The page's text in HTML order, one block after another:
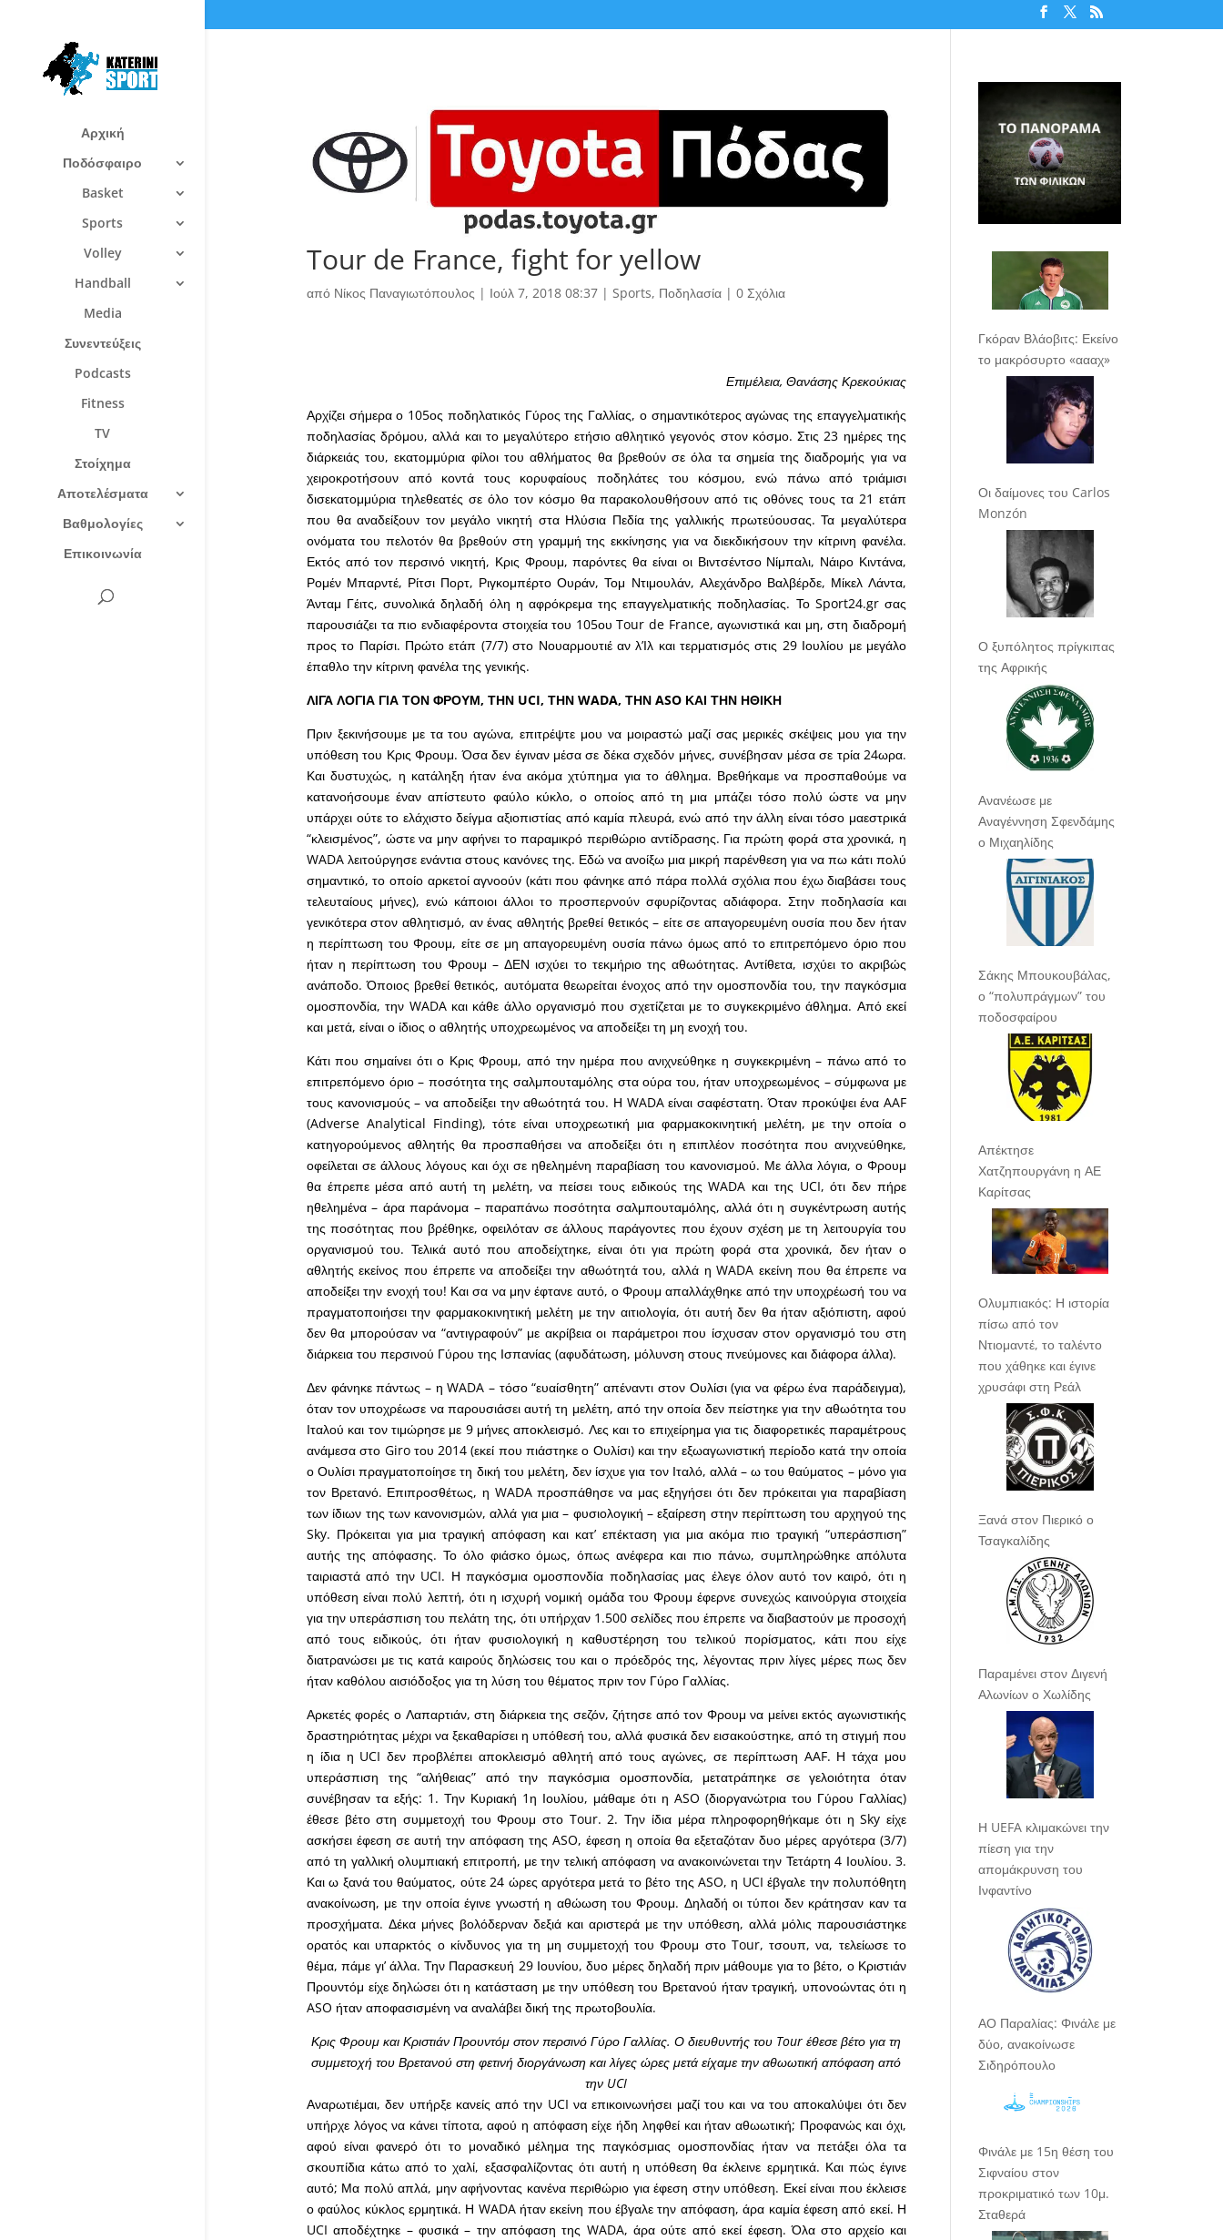
Αρχική
Ποδόσφαιρο
Basket
Sports
Volley
Handball
Media
Συνεντεύξεις
Podcasts
Fitness
TV
Στοίχημα
Αποτελέσματα
Βαθμολογίες
Επικοινωνία
Tour de France, fight for yellow
από Νίκος Παναγιωτόπουλος | Ιούλ 7, 2018 08:37| Sports, Ποδηλασία| 0 Σχόλια
Επιμέλεια, Θανάσης Κρεκούκιας
Αρχίζει σήμερα ο 105ος ποδηλατικός Γύρος της Γαλλίας, ο σημαντικότερος αγώνας της επαγγελματικής
ποδηλασίας δρόμου, αλλά και το μεγαλύτερο ετήσιο αθλητικό γεγονός στον κόσμο. Στις 23 ημέρες της
διάρκειάς του, εκατομμύρια φίλοι του αθλήματος θα βρεθούν σε όλα τα σημεία της διαδρομής για να
χειροκροτήσουν από κοντά τους κορυφαίους ποδηλάτες του κόσμου, ενώ πάνω από τριάμισι
δισεκατομμύρια τηλεθεατές σε όλο τον κόσμο θα παρακολουθήσουν από τις οθόνες τους τα 21 ετάπ
που θα αναδείξουν τον μεγάλο νικητή στα Ηλύσια Πεδία της γαλλικής πρωτεύουσας. Τα μεγαλύτερα
ονόματα του πελοτόν θα βρεθούν στη γραμμή της εκκίνησης για να διεκδικήσουν την κίτρινη φανέλα.
Εκτός από τον περσινό νικητή, Κρις Φρουμ, παρόντες θα είναι οι Βιντσέντσο Νίμπαλι, Νάιρο Κιντάνα,
Ρομέν Μπαρντέ, Ρίτσι Πορτ, Ριγκομπέρτο Ουράν, Τομ Ντιμουλάν, Αλεχάνδρο Βαλβέρδε, Μίκελ Λάντα,
Άνταμ Γέιτς, συνολικά δηλαδή όλη η αφρόκρεμα της επαγγελματικής ποδηλασίας. Το Sport24.gr σας
παρουσιάζει τα πιο ενδιαφέροντα στοιχεία του 105ου Tour de France, αγωνιστικά και μη, στη διαδρομή
προς το Παρίσι. Πρώτο ετάπ (7/7) στο Νουαρμουτιέ αν λ’Ιλ και τερματισμός στις 29 Ιουλίου με μεγάλο
έπαθλο την κίτρινη φανέλα της γενικής.
ΛΙΓΑ ΛΟΓΙΑ ΓΙΑ ΤΟΝ ΦΡΟΥΜ, ΤΗΝ UCI, ΤΗΝ WADA, ΤΗΝ ASO ΚΑΙ ΤΗΝ ΗΘΙΚΗ
Πριν ξεκινήσουμε με τα του αγώνα, επιτρέψτε μου να μοιραστώ μαζί σας μερικές σκέψεις μου για την
υπόθεση του Κρις Φρουμ. Όσα δεν έγιναν μέσα σε δέκα σχεδόν μήνες, συνέβησαν μέσα σε τρία 24ωρα.
Και δυστυχώς, η κατάληξη ήταν ένα ακόμα χτύπημα για το άθλημα. Βρεθήκαμε να προσπαθούμε να
κατανοήσουμε έναν απίστευτο φαύλο κύκλο, ο οποίος από τη μια μπάζει τόσο πολύ ώστε να μην
υπάρχει ούτε το ελάχιστο δείγμα αξιοπιστίας από καμία πλευρά, ενώ από την άλλη είναι τόσο μαεστρικά
“κλεισμένος”, ώστε να μην αφήνει το παραμικρό περιθώριο αντίδρασης. Για πρώτη φορά στα χρονικά, η
WADA λειτούργησε ενάντια στους κανόνες της. Εδώ να ανοίξω μια μικρή παρένθεση για να πω κάτι πολύ
σημαντικό, το οποίο αρκετοί αγνοούν (κάτι που φάνηκε από πάρα πολλά σχόλια που έχω διαβάσει τους
τελευταίους μήνες), ενώ κάποιοι άλλοι το προσπερνούν σφυρίζοντας αδιάφορα. Στην ποδηλασία και
γενικότερα στον αθλητισμό, αν ένας αθλητής βρεθεί θετικός – είτε σε απαγορευμένη ουσία που δεν ήταν
η περίπτωση του Φρουμ, είτε σε μη απαγορευμένη ουσία πάνω όμως από το επιτρεπόμενο όριο που
ήταν η περίπτωση του Φρουμ – ΔΕΝ ισχύει το τεκμήριο της αθωότητας. Αντίθετα, ισχύει το ακριβώς
ανάποδο. Όποιος βρεθεί θετικός, αυτόματα θεωρείται ένοχος από την ομοσπονδία του, την παγκόσμια
ομοσπονδία, την WADA και κάθε άλλο οργανισμό που σχετίζεται με το συγκεκριμένο άθλημα. Από εκεί
και μετά, είναι ο ίδιος ο αθλητής υποχρεωμένος να αποδείξει τη μη ενοχή του.
Κάτι που σημαίνει ότι ο Κρις Φρουμ, από την ημέρα που ανιχνεύθηκε η συγκεκριμένη – πάνω από το
επιτρεπόμενο όριο – ποσότητα της σαλμπουταμόλης στα ούρα του, ήταν υποχρεωμένος – σύμφωνα με
τους κανονισμούς – να αποδείξει την αθωότητά του. Η WADA είναι σαφέστατη. Όταν προκύψει ένα AAF
(Adverse Analytical Finding), τότε είναι υποχρεωτική μια φαρμακοκινητική μελέτη, με την οποία ο
κατηγορούμενος αθλητής θα προσπαθήσει να αποδείξει ότι η επιπλέον ποσότητα που ανιχνεύθηκε,
οφείλεται σε άλλους λόγους και όχι σε ηθελημένη παραβίαση του κανονισμού. Με άλλα λόγια, ο Φρουμ
θα έπρεπε μέσα από αυτή τη μελέτη, να πείσει τους ειδικούς της WADA και της UCI, ότι δεν πήρε
ηθελημένα – άρα παράνομα – παραπάνω ποσότητα σαλμπουταμόλης, αλλά ότι η συγκέντρωση αυτής
της ποσότητας που βρέθηκε, οφειλόταν σε άλλους παράγοντες που έχουν σχέση με τη λειτουργία του
οργανισμού του. Τελικά αυτό που αποδείχτηκε, είναι ότι για πρώτη φορά στα χρονικά, δεν ήταν ο
αθλητής εκείνος που έπρεπε να αποδείξει την αθωότητά του, αλλά η WADA εκείνη που θα έπρεπε να
αποδείξει την ενοχή του! Και σα να μην έφτανε αυτό, ο Φρουμ απαλλάχθηκε από την υποχρέωσή του να
πραγματοποιήσει την φαρμακοκινητική μελέτη με την αιτιολογία, ότι αυτή δεν θα ήταν αξιόπιστη, αφού
δεν θα μπορούσαν να “αντιγραφούν” με ακρίβεια οι παράμετροι που ίσχυσαν στον οργανισμό του στη
διάρκεια του περσινού Γύρου της Ισπανίας (αφυδάτωση, μόλυνση στους πνεύμονες και διάφορα άλλα).
Δεν φάνηκε πάντως – η WADA – τόσο “ευαίσθητη” απέναντι στον Ουλίσι (για να φέρω ένα παράδειγμα),
όταν τον υποχρέωσε να παρουσιάσει αυτή τη μελέτη, από την οποία δεν πείστηκε για την αθωότητα του
Ιταλού και τον τιμώρησε με 9 μήνες αποκλεισμό. Λες και το επιχείρημα για τις διαφορετικές παραμέτρους
ανάμεσα στο Giro του 2014 (εκεί που πιάστηκε ο Ουλίσι) και την εξωαγωνιστική περίοδο κατά την οποία
ο Ουλίσι πραγματοποίησε τη δική του μελέτη, δεν ίσχυε για τον Ιταλό, αλλά – ω του θαύματος – μόνο για
τον Βρετανό. Επιπροσθέτως, η WADA προσπάθησε να μας εξηγήσει ότι δεν πρόκειται για παραβίαση
των ίδιων της των κανονισμών, αλλά για μια – φυσιολογική – εξαίρεση στην περίπτωση του αρχηγού της
Sky. Πρόκειται για μια τραγική απόφαση και κατ’ επέκταση για μια ακόμα πιο τραγική “υπεράσπιση”
αυτής της απόφασης. Το όλο φιάσκο όμως, όπως ανέφερα και πιο πάνω, συμπληρώθηκε απόλυτα
ταιριαστά από την UCI. Η παγκόσμια ομοσπονδία ποδηλασίας μας έλεγε όλον αυτό τον καιρό, ότι η
υπόθεση είναι πολύ λεπτή, ότι η ισχυρή νομική ομάδα του Φρουμ έφερνε συνεχώς καινούργια στοιχεία
για την υπεράσπιση του πελάτη της, ότι υπήρχαν 1.500 σελίδες που έπρεπε να διαβαστούν με προσοχή
από τους ειδικούς, ότι ήταν φυσιολογική η καθυστέρηση του τελικού πορίσματος, κάτι που είχε
διατρανώσει με τις κατά καιρούς δηλώσεις του και ο πρόεδρός της, λέγοντας πριν λίγες μέρες πως δεν
ήταν καθόλου αισιόδοξος για τη λύση του θέματος πριν τον Γύρο Γαλλίας.
Αρκετές φορές ο Λαπαρτιάν, στη διάρκεια της σεζόν, ζήτησε από τον Φρουμ να μείνει εκτός αγωνιστικής
δραστηριότητας μέχρι να ξεκαθαρίσει η υπόθεσή του, αλλά φυσικά δεν εισακούστηκε, από τη στιγμή που
η ίδια η UCI δεν προβλέπει αποκλεισμό αθλητή από τους αγώνες, σε περίπτωση AAF. Η τάχα μου
υπεράσπιση της “αλήθειας” από την παγκόσμια ομοσπονδία, μετατράπηκε σε γελοιότητα όταν
συνέβησαν τα εξής: 1. Την Κυριακή 1η Ιουλίου, μάθαμε ότι η ASO (διοργανώτρια του Γύρου Γαλλίας)
έθεσε βέτο στη συμμετοχή του Φρουμ στο Tour. 2. Την ίδια μέρα πληροφορηθήκαμε ότι η Sky είχε
ασκήσει έφεση σε αυτή την απόφαση της ASO, έφεση η οποία θα εξεταζόταν δυο μέρες αργότερα (3/7)
από τη γαλλική ολυμπιακή επιτροπή, με την τελική απόφαση να ανακοινώνεται την Τετάρτη 4 Ιουλίου. 3.
Και ω ξανά του θαύματος, ούτε 24 ώρες αργότερα μετά το βέτο της ASO, η UCI έβγαλε την πολυπόθητη
ανακοίνωση, με την οποία έγινε γνωστή η αθώωση του Φρουμ. Δηλαδή οι τύποι δεν κράτησαν καν τα
προσχήματα. Δέκα μήνες βολόδερναν δεξιά και αριστερά με την υπόθεση, αλλά μόλις παρουσιάστηκε
ορατός και υπαρκτός ο κίνδυνος για τη μη συμμετοχή του Φρουμ στο Tour, τσουπ, να, τελείωσε το
θέμα, πάμε γι’ άλλα. Την Παρασκευή 29 Ιουνίου, δυο μέρες δηλαδή πριν μάθουμε για το βέτο, ο Κριστιάν
Προυντόμ είχε δηλώσει ότι η κατάσταση με την υπόθεση του Βρετανού ήταν τραγική, υπονοώντας ότι η
ASO ήταν αποφασισμένη να αναλάβει δική της πρωτοβουλία.
Κρις Φρουμ και Κριστιάν Προυντόμ στον περσινό Γύρο Γαλλίας. Ο διευθυντής του Tour έθεσε βέτο για τη
συμμετοχή του Βρετανού στη φετινή διοργάνωση και λίγες ώρες μετά είχαμε την αθωωτική απόφαση από
την UCI
Αναρωτιέμαι, δεν υπήρξε κανείς από την UCI να επικοινωνήσει μαζί του και να του αποκαλύψει ότι δεν
υπήρχε λόγος να κάνει τίποτα, αφού η απόφαση είχε ήδη ληφθεί και ήταν αθωωτική; Προφανώς και όχι,
αφού είναι φανερό ότι το μοναδικό μέλημα της παγκόσμιας ομοσπονδίας ήταν να πετάξει όλα τα
σκουπίδια κάτω από το χαλί, εξασφαλίζοντας ότι αυτή η υπόθεση θα έκλεινε ερμητικά. Και πώς έγινε
αυτό; Μα πολύ απλά, μην αφήνοντας κανένα περιθώριο για έφεση στην υπόθεση. Εκεί είναι που έκλεισε
ο φαύλος κύκλος ερμητικά. Η WADA ήταν εκείνη που έβγαλε την απόφαση, άρα καμία έφεση από εκεί. Η
UCI αποδέχτηκε – φυσικά – την απόφαση της WADA, άρα ούτε από εκεί έφεση. Όλα στο αρχείο και
Γκόραν Βλάοβιτς: Εκείνο
το μακρόσυρτο «αααχ»
Οι δαίμονες του Carlos
Monzón
Ο ξυπόλητος πρίγκιπας
της Αφρικής
Ανανέωσε με
Αναγέννηση Σφενδάμης
ο Μιχαηλίδης
Σάκης Μπουκουβάλας,
ο “πολυπράγμων” του
ποδοσφαίρου
Απέκτησε
Χατζηπουργάνη η ΑΕ
Καρίτσας
Ολυμπιακός: Η ιστορία
πίσω από τον
Ντιομαντέ, το ταλέντο
που χάθηκε και έγινε
χρυσάφι στη Ρεάλ
Ξανά στον Πιερικό ο
Τσαγκαλίδης
Παραμένει στον Διγενή
Αλωνίων ο Χωλίδης
Η UEFA κλιμακώνει την
πίεση για την
απομάκρυνση του
Ινφαντίνο
ΑΟ Παραλίας: Φινάλε με
δύο, ανακοίνωσε
Σιδηρόπουλο
Φινάλε με 15η θέση του
Σιφναίου στον
προκριματικό των 10μ.
Σταθερά